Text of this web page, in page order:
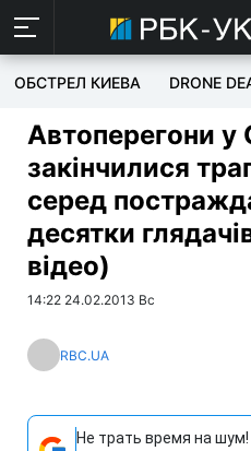
ОБСТРЕЛ КИЕВА DRONE
Автоперегони
закінчилися
серед
десятки
відео)
14:22 24.02.2013 Вс
RBC.UA
Не трать время на